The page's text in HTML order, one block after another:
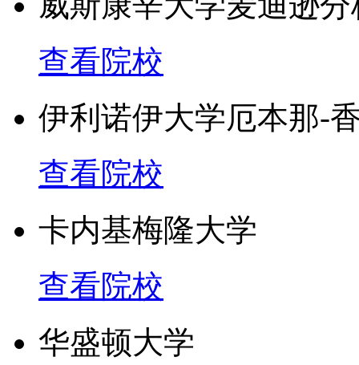
《美国新闻与世界报道
迎大学排名中将罗彻斯
大学在《华盛顿月刊》
名内的学校都为《华盛
家”的大学。
罗彻斯特大学在世界大
根据《美国新闻与世界
院在全美音乐类研究生
查看院校
伊利诺伊大学厄本那-
查看院校
卡内基梅隆大学
查看院校
华盛顿大学